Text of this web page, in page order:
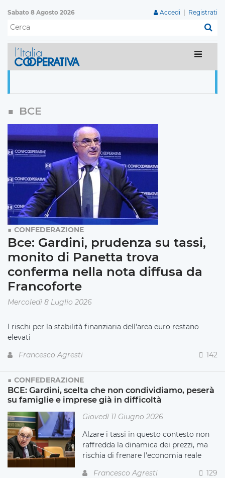
Sabato 8 Agosto 2026 Accedi Registrati
BCE
CONFEDERAZIONE
Bce: Gardini, prudenza su tassi,
monito di Panetta trova
conferma nella nota diffusa da
Francoforte
Mercoledì 8 Luglio 2026
I rischi per la stabilità finanziaria dell'area euro restano
elevati
Francesco Agresti
142
CONFEDERAZIONE
BCE: Gardini, scelta che non condividiamo, peserà
su famiglie e imprese già in difficoltà
Giovedì 11 Giugno 2026
Alzare i tassi in questo contesto non
raffredda la dinamica dei prezzi, ma
rischia di frenare l'economia reale
Francesco Agresti
129